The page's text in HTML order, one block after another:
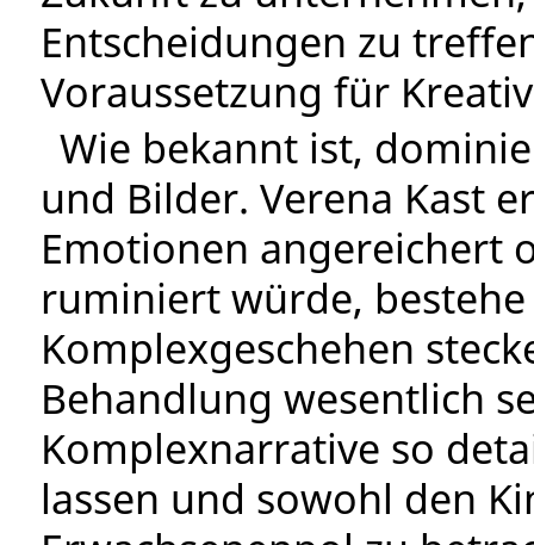
Entscheidungen zu
Voraussetzung für
Wie bekannt ist,
und Bilder. Verena Kast
Emotionen angereichert
ruminiert würde,
Komplexgeschehen
Behandlung wesentlich
Komplexnarrative so
lassen und sowohl den